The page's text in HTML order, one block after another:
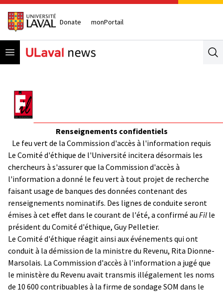
Donate monPortail
Open menu
Renseignements confidentiels
Le feu vert de la Commission d'accès à l'information requis
Le Comité d'éthique de l'Université incitera désormais les
chercheurs à s'assurer que la Commission d'accès à
l'information a donné le feu vert à tout projet de recherche
faisant usage de banques des données contenant des
renseignements nominatifs. Des lignes de conduite seront
émises à cet effet dans le courant de l'été, a confirmé au Fil le
président du Comité d'éthique, Guy Pelletier.
Le Comité d'éthique réagit ainsi aux événements qui ont
conduit à la démission de la ministre du Revenu, Rita Dionne-
Marsolais. La Commission d'accès à l'information a jugé que
le ministère du Revenu avait transmis illégalement les noms
de 10 600 contribuables à la firme de sondage SOM dans le